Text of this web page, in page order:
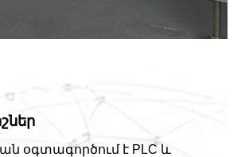
օգտագործում է PLC և